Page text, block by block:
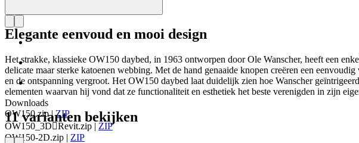
Downloads
OW150.zip|ZIP
OW150_3DRevit.zip | ZIP
OW150-2D.zip | ZIP
Elegante eenvoud en mooi design
Het strakke, klassieke OW150 daybed, in 1963 ontworpen door Ole Wanscher, heeft een
delicate maar sterke katoenen webbing. Met de hand genaaide knopen creëren een
en de ontspanning vergroot. Het OW150 daybed laat duidelijk zien hoe Wanscher
elementen waarvan hij vond dat ze functionaliteit en esthetiek het beste verenigden in zijn
11 varianten bekijken